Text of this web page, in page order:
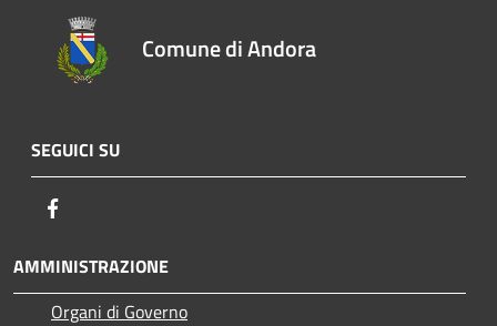
Comune di Andora
SEGUICI SU
AMMINISTRAZIONE
Organi di Governo